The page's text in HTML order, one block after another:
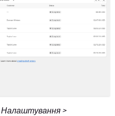
Налаштування >